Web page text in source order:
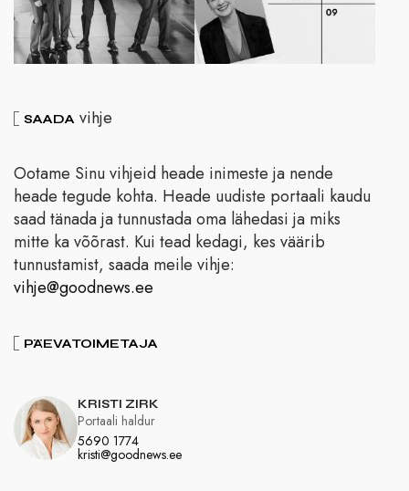
SAADA vihje
Ootame Sinu vihjeid heade inimeste ja nende
heade tegude kohta. Heade uudiste portaali kaudu
saad tänada ja tunnustada oma lähedasi ja miks
mitte ka võõrast. Kui tead kedagi, kes väärib
tunnustamist, saada meile vihje:
vihje@goodnews.ee
PÄEVATOIMETAJA
KRISTI ZIRK
5690 1774
kristi@goodnews.ee
Portaali haldur